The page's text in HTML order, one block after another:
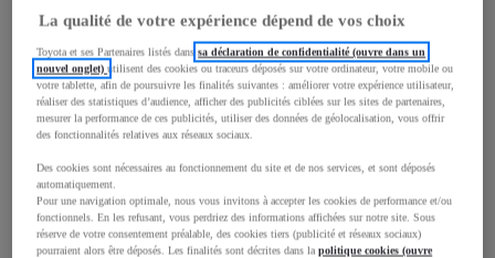
Longueur
3 940mm
Largeur
La qualité de votre expérience dépend de vos choix
Toyota et ses Partenaires listés danssa déclaration de confidentialité (ouvre dans un
nouvel onglet)utilisent des cookies ou traceurs déposés sur votre ordinateur, votre mobile ou
votre tablette, afin de poursuivre les finalités suivantes : améliorer votre expérience utilisateur,
réaliser des statistiques d’audience, afficher des publicités ciblées sur les sites de partenaires,
mesurer la performance de ces publicités, utiliser des données de géolocalisation, vous offrir
des fonctionnalités relatives aux réseaux sociaux.
Des cookies sont nécessaires au fonctionnement du site et de nos services, et sont déposés
automatiquement.
Pour une navigation optimale, nous vous invitons à accepter les cookies de performance et/ou
fonctionnels. En les refusant, vous perdriez des informations affichées sur notre site. Sous
réserve de votre consentement préalable, des cookies tiers (publicité et réseaux sociaux)
pourraient alors être déposés. Les finalités sont décrites dans lapolitique cookies (ouvre